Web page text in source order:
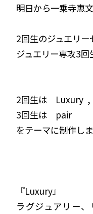
明日から一乗寺恵
2回生のジュエリー
ジュエリー専攻3回
2回生は Luxury ,
3回生は pair
をテーマに制作しま
『Luxury』
ラグジュアリー